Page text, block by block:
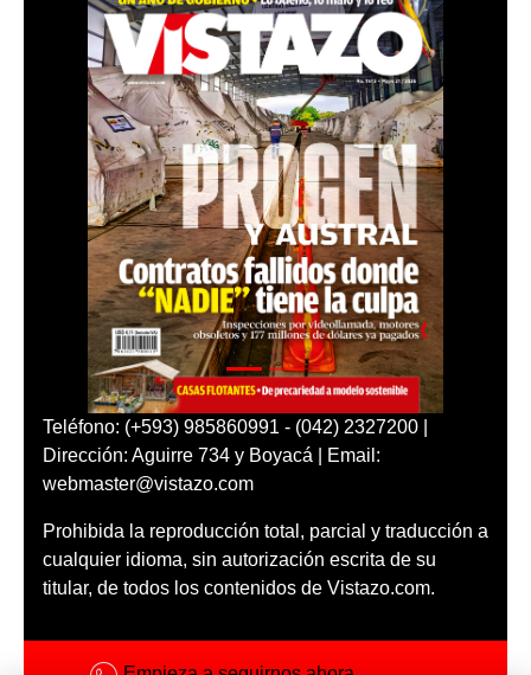
Teléfono: (+593) 985860991 - (042) 2327200 |
Dirección: Aguirre 734 y Boyacá | Email:
webmaster@vistazo.com
Prohibida la reproducción total, parcial y traducción a
cualquier idioma, sin autorización escrita de su
titular, de todos los contenidos de Vistazo.com.